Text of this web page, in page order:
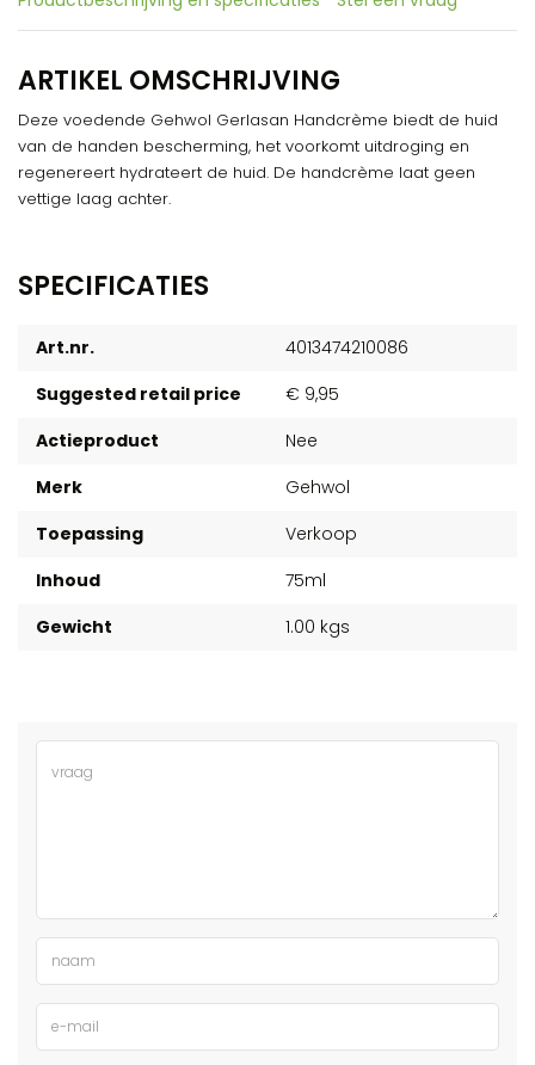
ARTIKEL OMSCHRIJVING
Deze voedende Gehwol Gerlasan Handcrème biedt de huid
van de handen bescherming, het voorkomt uitdroging en
regenereert hydrateert de huid. De handcrème laat geen
vettige laag achter.
SPECIFICATIES
Art.nr.
4013474210086
Suggested retail price
€ 9,95
Actieproduct
Nee
Merk
Gehwol
Toepassing
Verkoop
Inhoud
75ml
Gewicht
1.00 kgs